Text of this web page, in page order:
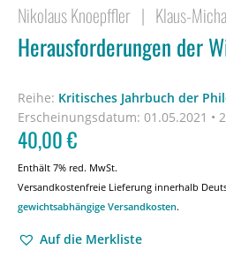
Nikolaus Knoepffler | Klaus-
Herausforderungen der
Reihe: Kritisches Jahrbuch der
Erscheinungsdatum: 01.05.2021 •
40,00€
Enthält 7% red. MwSt.
Versandkostenfreie Lieferung innerhalb
gewichtsabhängige Versandkosten.
Auf die Merkliste